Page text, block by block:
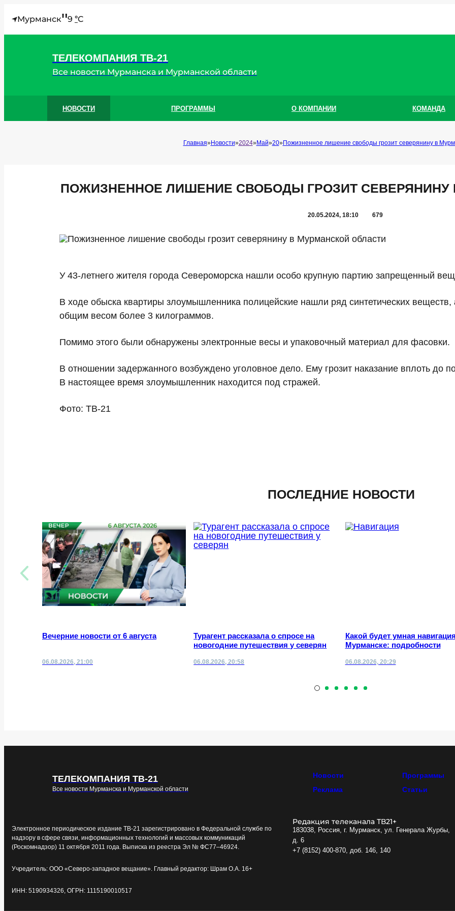
Мурманск"9 °C
ТЕЛЕКОМПАНИЯ ТВ-21
Все новости Мурманска и Мурманской области
НОВОСТИ ПРОГРАММЫ О КОМПАНИИ КОМАНДА
Главная Новости 2024 Май 20 Пожизненное лишение свободы грозит северянину в
ПОЖИЗНЕННОЕ ЛИШЕНИЕ СВОБОДЫ ГРОЗИТ СЕВЕРЯНИНУ
20.05.2024, 18:10 679
У 43-летнего жителя города Североморска нашли особо крупную партию запрещенный
В ходе обыска квартиры злоумышленника полицейские нашли ряд синтетических веществ,
общим весом более 3 килограммов.
Помимо этого были обнаружены электронные весы и упаковочный материал для фасовки.
В отношении задержанного возбуждено уголовное дело. Ему грозит наказание вплоть до
В настоящее время злоумышленник находится под стражей.
Фото: ТВ-21
ПОСЛЕДНИЕ НОВОСТИ
Вечерние новости от 6 августа
06.08.2026, 21:00
Турагент рассказала о спросе на
новогодние путешествия у северян
06.08.2026, 20:58
Какой будет умная
Мурманске: подробности
06.08.2026, 20:29
ТЕЛЕКОМПАНИЯ ТВ-21
Все новости Мурманска и Мурманской области
Новости Программы
Реклама
Статьи
Электронное периодическое издание ТВ-21 зарегистрировано в Федеральной службе по
надзору в сфере связи, информационных технологий и массовых коммуникаций
(Роскомнадзор) 11 октября 2011 года. Выписка из реестра Эл № ФС77–46924.
Учредитель: ООО «Северо-западное вещание». Главный редактор: Шрам О.А. 16+
ИНН: 5190934326, ОГРН: 1115190010517
Редакция телеканала ТВ21+
183038, Россия, г. Мурманск, ул. Генерала Журбы,
д. 6
+7 (8152) 400-870, доб. 146, 140